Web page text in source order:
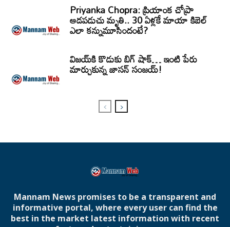
Priyanka Chopra: ప్రియాంక చోప్రా
ఆడపడుచు మృతి.. 30 ఏళ్లకే మాయా కిబెల్
ఎలా కన్నుమూసిందంటే?
విజయ్‌కి కొడుకు బిగ్ షాక్… ఇంటి పేరు
మార్చుకున్న జాసన్ సంజయ్!
Mannam News promises to be a transparent and
informative portal, where every user can find the
best in the market latest information with recent